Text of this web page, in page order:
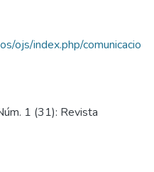
ojs/index.php/comunicacio
1 (31): Revista